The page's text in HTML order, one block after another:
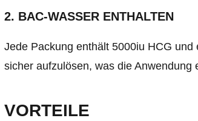
2. BAC-WASSER ENTHALTEN
Jede Packung enthält 5000iu HCG
sicher aufzulösen, was die
VORTEILE